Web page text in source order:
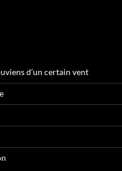
d’un certain vent